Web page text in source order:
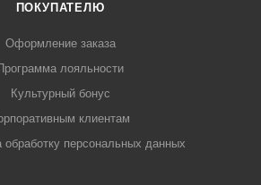
ПОКУПАТЕЛЮ
Оформление заказа
лояльности
Культурный бонус
клиентам
обработку персональных данных